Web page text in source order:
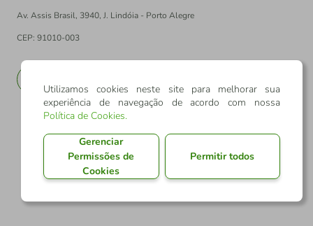
Av. Assis Brasil, 3940, J. Lindóia - Porto Alegre
CEP: 91010-003
Utilizamos cookies neste site para melhorar sua
experiência de navegação de acordo com nossa
Política de Cookies.
Gerenciar
Permissões de
Cookies
Permitir todos